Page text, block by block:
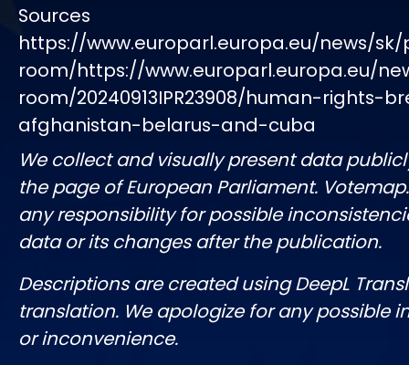
Sources
https://www.europarl.europa.eu/news/
room/https://www.europarl.europa.eu/
room/20240913IPR23908/human-rights-
afghanistan-belarus-and-cuba
We collect and visually present data
the page of European Parliament.
any responsibility for possible
data or its changes after the publication.
Descriptions are created using DeepL
translation. We apologize for any possible
or inconvenience.